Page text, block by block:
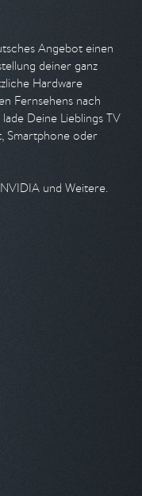
Angebot einen
deiner ganz
Hardware
Fernsehens nach
Deine Lieblings TV
Smartphone oder
und Weitere.